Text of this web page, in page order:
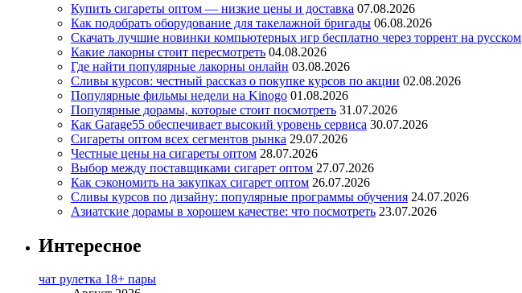
Купить сигареты оптом — низкие цены и доставка 07.08.2026
Как подобрать оборудование для такелажной бригады 06.08.2026
Скачать лучшие новинки компьютерных игр бесплатно через торрент на русском
Какие лакорны стоит пересмотреть 04.08.2026
Где найти популярные лакорны онлайн 03.08.2026
Сливы курсов: честный рассказ о покупке курсов по акции 02.08.2026
Популярные фильмы недели на Kinogo 01.08.2026
Популярные дорамы, которые стоит посмотреть 31.07.2026
Как Garage55 обеспечивает высокий уровень сервиса 30.07.2026
Сигареты оптом всех сегментов рынка 29.07.2026
Честные цены на сигареты оптом 28.07.2026
Выбор между поставщиками сигарет оптом 27.07.2026
Как сэкономить на закупках сигарет оптом 26.07.2026
Сливы курсов по дизайну: популярные программы обучения 24.07.2026
Азиатские дорамы в хорошем качестве: что посмотреть 23.07.2026
Интересное
чат рулетка 18+ пары